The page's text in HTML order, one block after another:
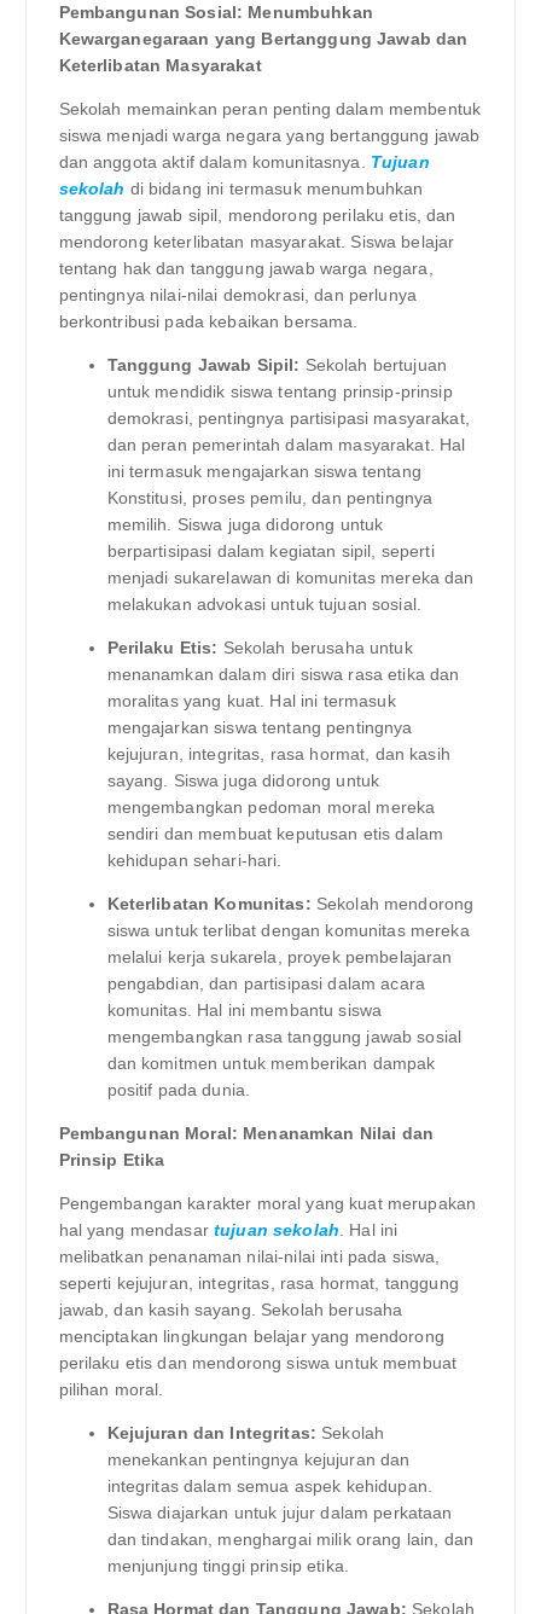
Pembangunan Sosial: Menumbuhkan
Kewarganegaraan yang Bertanggung Jawab dan
Keterlibatan Masyarakat
Sekolah memainkan peran penting dalam membentuk
siswa menjadi warga negara yang bertanggung jawab
dan anggota aktif dalam komunitasnya. Tujuan
sekolah di bidang ini termasuk menumbuhkan
tanggung jawab sipil, mendorong perilaku etis, dan
mendorong keterlibatan masyarakat. Siswa belajar
tentang hak dan tanggung jawab warga negara,
pentingnya nilai-nilai demokrasi, dan perlunya
berkontribusi pada kebaikan bersama.
Tanggung Jawab Sipil: Sekolah bertujuan
untuk mendidik siswa tentang prinsip-prinsip
demokrasi, pentingnya partisipasi masyarakat,
dan peran pemerintah dalam masyarakat. Hal
ini termasuk mengajarkan siswa tentang
Konstitusi, proses pemilu, dan pentingnya
memilih. Siswa juga didorong untuk
berpartisipasi dalam kegiatan sipil, seperti
menjadi sukarelawan di komunitas mereka dan
melakukan advokasi untuk tujuan sosial.
Perilaku Etis: Sekolah berusaha untuk
menanamkan dalam diri siswa rasa etika dan
moralitas yang kuat. Hal ini termasuk
mengajarkan siswa tentang pentingnya
kejujuran, integritas, rasa hormat, dan kasih
sayang. Siswa juga didorong untuk
mengembangkan pedoman moral mereka
sendiri dan membuat keputusan etis dalam
kehidupan sehari-hari.
Keterlibatan Komunitas: Sekolah mendorong
siswa untuk terlibat dengan komunitas mereka
melalui kerja sukarela, proyek pembelajaran
pengabdian, dan partisipasi dalam acara
komunitas. Hal ini membantu siswa
mengembangkan rasa tanggung jawab sosial
dan komitmen untuk memberikan dampak
positif pada dunia.
Pembangunan Moral: Menanamkan Nilai dan
Prinsip Etika
Pengembangan karakter moral yang kuat merupakan
hal yang mendasartujuan sekolah. Hal ini
melibatkan penanaman nilai-nilai inti pada siswa,
seperti kejujuran, integritas, rasa hormat, tanggung
jawab, dan kasih sayang. Sekolah berusaha
menciptakan lingkungan belajar yang mendorong
perilaku etis dan mendorong siswa untuk membuat
pilihan moral.
Kejujuran dan Integritas: Sekolah
menekankan pentingnya kejujuran dan
integritas dalam semua aspek kehidupan.
Siswa diajarkan untuk jujur ​​dalam perkataan
dan tindakan, menghargai milik orang lain, dan
menjunjung tinggi prinsip etika.
Rasa Hormat dan Tanggung Jawab: Sekolah